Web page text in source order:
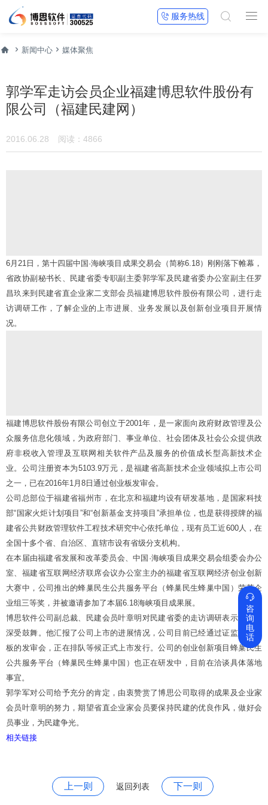

 服务热线 
  新闻中心  媒体聚焦
郭学军走访会员企业福建博思软件股份有
限公司（福建民建网）
2016.06.28 阅读：4866
6月21日，第十四届中国·海峡项目成果交易会（简称6.18）刚刚落下帷幕，
省政协副秘书长、民建省委专职副主委郭学军及民建省委办公室副主任罗
昌玖来到民建省直企业家二支部会员福建博思软件股份有限公司，进行走
访调研工作，了解企业的上市进展、业务发展以及创新创业项目开展情
况。
福建博思软件股份有限公司创立于2001年，是一家面向政府财政管理及公
众服务信息化领域，为政府部门、事业单位、社会团体及社会公众提供政
府非税收入管理及互联网相关软件产品及服务的价值成长型高新技术企
业。公司注册资本为5103.9万元，是福建省高新技术企业领域拟上市公司
之一，已在2016年1月8日通过创业板发审会。
公司总部位于福建省福州市，在北京和福建均设有研发基地，是国家科技
部“国家火炬计划项目”和“创新基金支持项目”承担单位，也是获得授牌的福
建省公共财政管理软件工程技术研究中心依托单位，现有员工近600人，在
全国十多个省、自治区、直辖市设有省级分支机构。
在本届由福建省发展和改革委员会、中国·海峡项目成果交易会组委会办公
室、福建省互联网经济联席会议办公室主办的福建省互联网经济创业创新
大赛中，公司推出的蜂巢民生公共服务平台（蜂巢民生蜂巢中国）荣获企
业组三等奖，并被邀请参加了本届6.18海峡项目成果展。
博思软件公司副总裁、民建会员叶章明对民建省委的走访调研表示感谢与
深受鼓舞。他汇报了公司上市的进展情况，公司目前已经通过证监会创业
板的发审会，正在排队等候正式上市发行。公司的创业创新项目蜂巢民生
公共服务平台（蜂巢民生蜂巢中国）也正在研发中，目前在洽谈具体落地
事宜。
郭学军对公司给予充分的肯定，由衷赞赏了博思公司取得的成果及企业家
会员叶章明的努力，期望省直企业家会员要保持民建的优良作风，做好会
员事业，为民建争光。
相关链接
上一则 返回列表 下一则

咨
询
电
话